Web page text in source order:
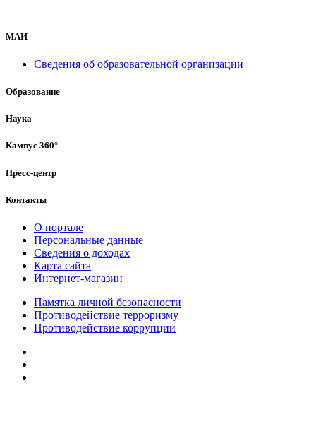
МАИ
Сведения об образовательной организации
Образование
Наука
Кампус 360°
Пресс-центр
Контакты
О портале
Персональные данные
Сведения о доходах
Карта сайта
Интернет-магазин
Памятка личной безопасности
Противодействие терроризму
Противодействие коррупции